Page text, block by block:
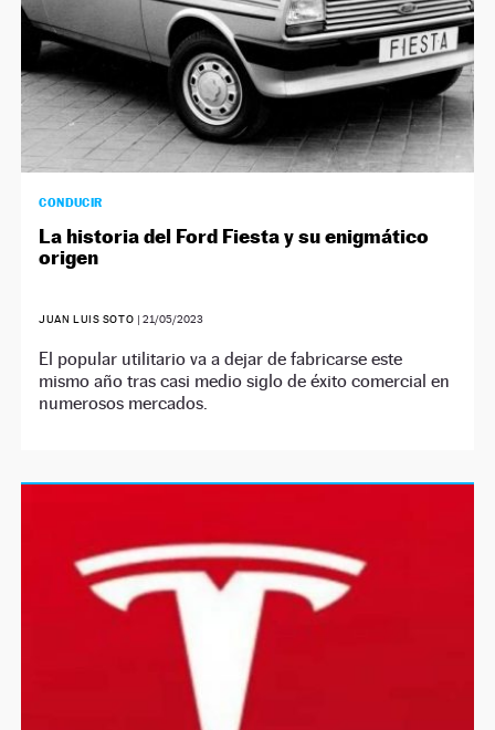
CONDUCIR
La historia del Ford Fiesta y su enigmático
origen
JUAN LUIS SOTO | 21/05/2023
El popular utilitario va a dejar de fabricarse este
mismo año tras casi medio siglo de éxito comercial en
numerosos mercados.